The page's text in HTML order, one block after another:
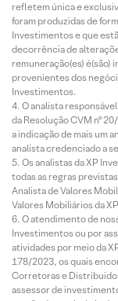
refletem única e
foram produzidas de
Investimentos e que
decorrência de
remuneração(es)
provenientes dos
Investimentos.
O analista
da Resolução CVM nº
a indicação de mais um
analista credenciado a
Os analistas da XP
todas as regras
Analista de Valores
Valores Mobiliários da
O atendimento de
Investimentos ou por
atividades por meio da
178/2023, os quais
Corretoras e
assessor de